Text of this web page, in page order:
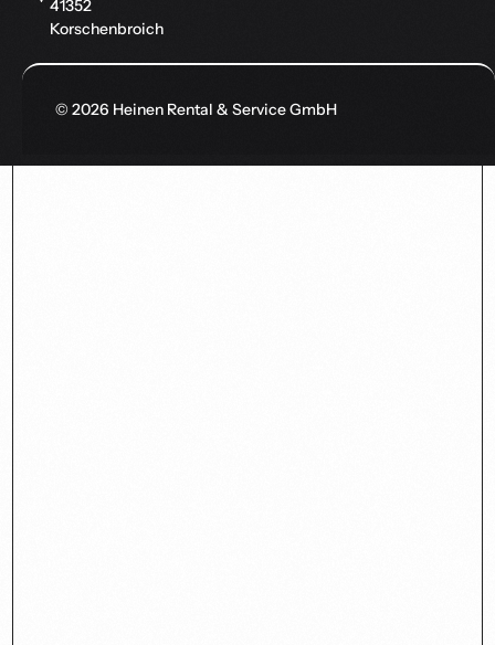
41352
Korschenbroich
© 2026 Heinen Rental & Service GmbH